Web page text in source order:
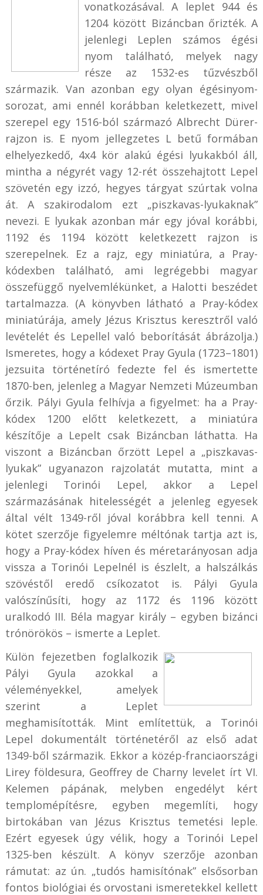
vonatkozásával. A leplet 944 és
1204 között Bizáncban őrizték. A
jelenlegi Leplen számos égési
nyom található, melyek nagy
része az 1532-es tűzvészből
származik. Van azonban egy olyan égésinyom-
sorozat, ami ennél korábban keletkezett, mivel
szerepel egy 1516-ból származó Albrecht Dürer-
rajzon is. E nyom jellegzetes L betű formában
elhelyezkedő, 4x4 kör alakú égési lyukakból áll,
mintha a négyrét vagy 12-rét összehajtott Lepel
szövetén egy izzó, hegyes tárgyat szúrtak volna
át. A szakirodalom ezt „piszkavas-lyukaknak”
nevezi. E lyukak azonban már egy jóval korábbi,
1192 és 1194 között keletkezett rajzon is
szerepelnek. Ez a rajz, egy miniatúra, a Pray-
kódexben található, ami legrégebbi magyar
összefüggő nyelvemlékünket, a Halotti beszédet
tartalmazza. (A könyvben látható a Pray-kódex
miniatúrája, amely Jézus Krisztus keresztről való
levételét és Lepellel való beborítását ábrázolja.)
Ismeretes, hogy a kódexet Pray Gyula (1723–1801)
jezsuita történetíró fedezte fel és ismertette
1870-ben, jelenleg a Magyar Nemzeti Múzeumban
őrzik. Pályi Gyula felhívja a figyelmet: ha a Pray-
kódex 1200 előtt keletkezett, a miniatúra
készítője a Lepelt csak Bizáncban láthatta. Ha
viszont a Bizáncban őrzött Lepel a „piszkavas-
lyukak” ugyanazon rajzolatát mutatta, mint a
jelenlegi Torinói Lepel, akkor a Lepel
származásának hitelességét a jelenleg egyesek
által vélt 1349-ről jóval korábbra kell tenni. A
kötet szerzője figyelemre méltónak tartja azt is,
hogy a Pray-kódex híven és méretarányosan adja
vissza a Torinói Lepelnél is észlelt, a halszálkás
szövéstől eredő csíkozatot is. Pályi Gyula
valószínűsíti, hogy az 1172 és 1196 között
uralkodó III. Béla magyar király – egyben bizánci
trónörökös – ismerte a Leplet.
Külön fejezetben foglalkozik
Pályi Gyula azokkal a
véleményekkel, amelyek
szerint a Leplet
meghamisították. Mint említettük, a Torinói
Lepel dokumentált történetéről az első adat
1349-ből származik. Ekkor a közép-franciaországi
Lirey földesura, Geoffrey de Charny levelet írt VI.
Kelemen pápának, melyben engedélyt kért
templomépítésre, egyben megemlíti, hogy
birtokában van Jézus Krisztus temetési leple.
Ezért egyesek úgy vélik, hogy a Torinói Lepel
1325-ben készült. A könyv szerzője azonban
rámutat: az ún. „tudós hamisítónak” elsősorban
fontos biológiai és orvostani ismeretekkel kellett